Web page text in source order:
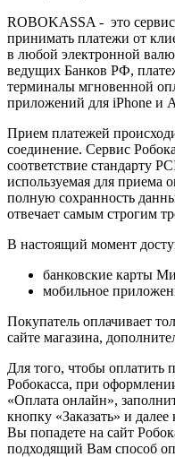
ROBOKASSA - это
принимать платежи от
в любой электронной
ведущих Банков РФ,
терминалы мгновенной
приложений для iPhone и
Прием платежей
соединение. Сервис
соответствие стандарту
используемая для приема
полную сохранность
отвечает самым строгим
В настоящий момент
банковские карты
мобильное
Покупатель оплачивает
сайте магазина,
Для того, чтобы оплатить
Робокасса, при
«Оплата онлайн»,
кнопку «Заказать» и
Вы попадете на сайт
подходящий Вам способ